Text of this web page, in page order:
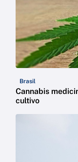
Brasil
Cannabis
cultivo